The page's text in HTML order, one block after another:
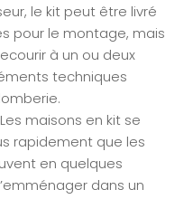
le kit peut être livré
pour le montage, mais
à un ou deux
techniques
maisons en kit se
rapidement que les
en quelques
dans un